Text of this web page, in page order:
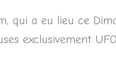
qui a eu lieu ce
exclusivement